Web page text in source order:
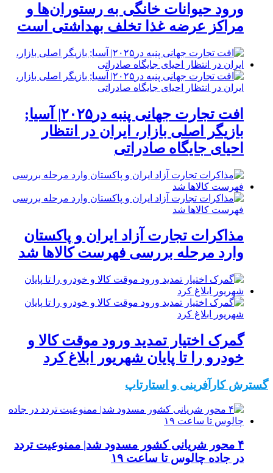
ورود حیوانات خانگی به رستوران‌ها و
مراکز عرضه غذا تخلف بهداشتی است
افت تجارت جهانی پنبه در۲۰۲۵| آسیا;
بازیگر اصلی بازار، ایران در انتظار
احیای جایگاه صادراتی
مذاکرات تجارت آزاد ایران و پاکستان
وارد مرحله بررسی فهرست کالاها شد
گمرک اختیار تمدید ورود موقت کالا و
خودرو را تا پایان شهریور ابلاغ کرد
گسترش کارآفرینی و استارتاپ
۴ محور شریانی کشور مسدود شد| ممنوعیت تردد
در جاده چالوس تا ساعت ۱۹